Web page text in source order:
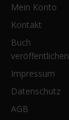
Mein Konto
Kontakt
Buch
veröffentlichen
Impressum
Datenschutz
AGB